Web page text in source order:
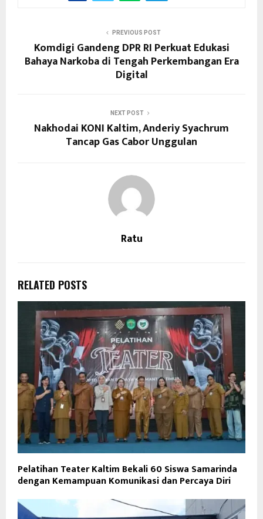
PREVIOUS POST
Komdigi Gandeng DPR RI Perkuat Edukasi
Bahaya Narkoba di Tengah Perkembangan Era
Digital
NEXT POST
Nakhodai KONI Kaltim, Anderiy Syachrum
Tancap Gas Cabor Unggulan
Ratu
RELATED POSTS
Pelatihan Teater Kaltim Bekali 60 Siswa Samarinda
dengan Kemampuan Komunikasi dan Percaya Diri